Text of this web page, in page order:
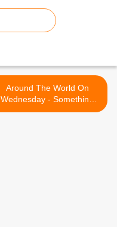
Around The World On
Wednesday - Something
New - Something Old >